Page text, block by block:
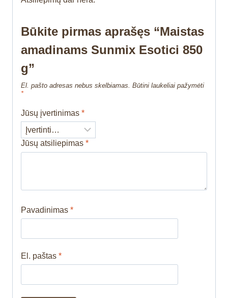
Būkite pirmas aprašęs “Maistas
amadinams Sunmix Esotici 850
g”
El. pašto adresas nebus skelbiamas. Būtini laukeliai pažymėti
*
Jūsų įvertinimas *
Jūsų atsiliepimas *
Pavadinimas *
El. paštas *